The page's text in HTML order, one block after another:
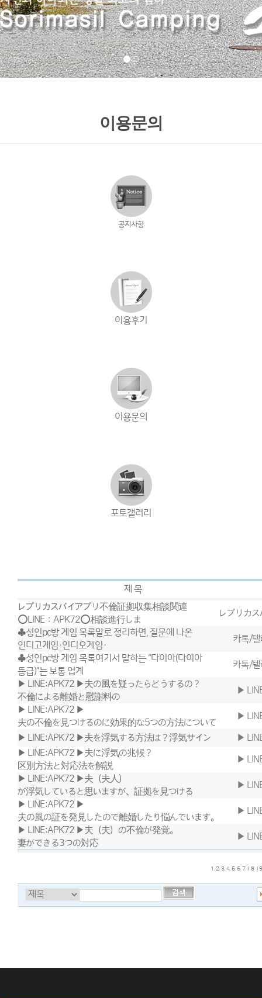
이용문의
공지사항
이용후기
이용문의
포토갤러리
제 목
レプリカスパイアプリ不倫証拠収集相談関連
⭕️LINE：APK72⭕️相談進行しま
レプリカ
♣성인pc방 게임 목록말로 정리하면, 질문에 나온
인디고게임·인디오게임·
카톡/
♣성인pc방 게임 목록여기서 말하는 “다이아(다이아
등급)”는 보통 업계
카톡/
▶ LINE:APK72 ▶夫の風を疑ったらどうするの？
不倫による離婚と慰謝料の
▶
▶ LINE:APK72 ▶
夫の不倫を見つけるのに効果的な5つの方法について
▶
▶ LINE:APK72 ▶夫を浮気する方法は？浮気サイン
▶
▶ LINE:APK72 ▶夫に浮気の兆候？
区別方法と対応法を解説
▶
▶ LINE:APK72 ▶夫（夫人）
が浮気していると思いますが、証拠を見つける
▶
▶ LINE:APK72 ▶
夫の風の証を発見したので離婚したり悩んでいます。
▶
▶ LINE:APK72 ▶夫（夫）の不倫が発覚。
妻ができる3つの対​​応
▶
1. 2. 3. 4. 5. 6. 7. 8 9.